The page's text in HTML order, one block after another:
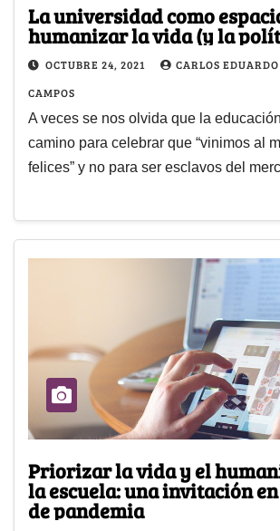
La universidad como
humanizar la vida (y la
OCTUBRE 24, 2021
CARLOS
CAMPOS
A veces se nos olvida que la
camino para celebrar que “vinimos al
felices” y no para ser esclavos del
Priorizar la vida y el
la escuela: una invitación
de pandemia